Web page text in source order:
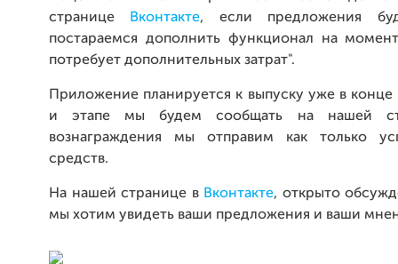
странице
Вконтакте, если предложения
постараемся дополнить функционал на
потребует дополнительных затрат".
Приложение планируется к выпуску уже в
и этапе мы будем сообщать на нашей
вознаграждения мы отправим как только
средств.
На нашей странице в Вконтакте, открыто
мы хотим увидеть ваши предложения и ваши